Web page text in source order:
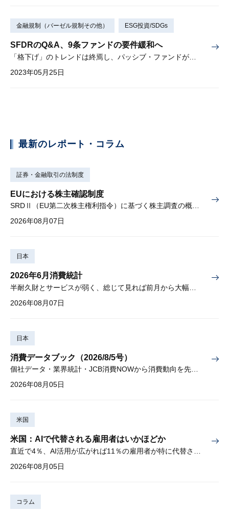
金融規制（バーゼル規制その他） ESG投資/SDGs
SFDRのQ&A、9条ファンドの要件緩和へ
2023年05月25日
最新のレポート・コラム
証券・金融取引の法制度
EUにおける株主確認制度
SRDⅡ（EU第二次株主権利指令）に基づく株主調査の概要と課題
2026年08月07日
日本
2026年6月消費統計
2026年08月07日
日本
消費データブック（2026/8/5号）
個社データ・業界統計・JCB消費NOWから消費動向を先取り
2026年08月05日
米国
米国：AIで代替される雇用者はいかほどか
2026年08月05日
コラム